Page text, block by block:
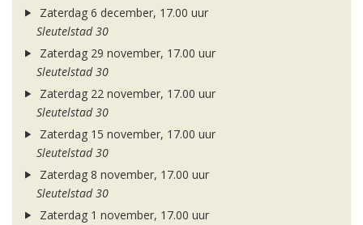
Zaterdag 6 december, 17.00 uur
Sleutelstad 30
Zaterdag 29 november, 17.00 uur
Sleutelstad 30
Zaterdag 22 november, 17.00 uur
Sleutelstad 30
Zaterdag 15 november, 17.00 uur
Sleutelstad 30
Zaterdag 8 november, 17.00 uur
Sleutelstad 30
Zaterdag 1 november, 17.00 uur